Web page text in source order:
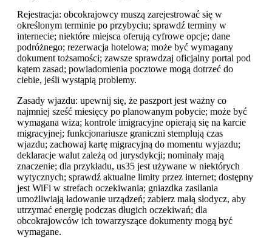
Rejestracja: obcokrajowcy muszą zarejestrować się w
określonym terminie po przybyciu; sprawdź terminy w
internecie; niektóre miejsca oferują cyfrowe opcje; dane
podróżnego; rezerwacja hotelowa; może być wymagany
dokument tożsamości; zawsze sprawdzaj oficjalny portal pod
kątem zasad; powiadomienia pocztowe mogą dotrzeć do
ciebie, jeśli wystąpią problemy.
Zasady wjazdu: upewnij się, że paszport jest ważny co
najmniej sześć miesięcy po planowanym pobycie; może być
wymagana wiza; kontrole imigracyjne opierają się na karcie
migracyjnej; funkcjonariusze graniczni stemplują czas
wjazdu; zachowaj kartę migracyjną do momentu wyjazdu;
deklaracje walut zależą od jurysdykcji; nominały mają
znaczenie; dla przykładu, us35 jest używane w niektórych
wytycznych; sprawdź aktualne limity przez internet; dostępny
jest WiFi w strefach oczekiwania; gniazdka zasilania
umożliwiają ładowanie urządzeń; zabierz małą słodycz, aby
utrzymać energię podczas długich oczekiwań; dla
obcokrajowców ich towarzyszące dokumenty mogą być
wymagane.